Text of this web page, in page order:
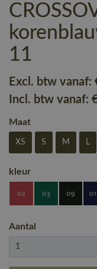
11
Excl. btw vanaf:
Incl. btw vanaf:
Maat
XS S M L
kleur
Aantal